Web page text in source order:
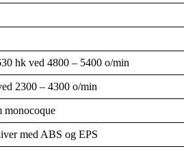
hk ved 4800 – 5400 o/min
2300 – 4300 o/min
monocoque
med ABS og EPS